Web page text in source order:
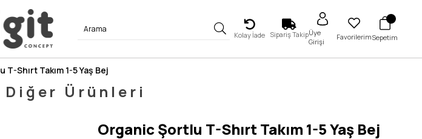
Kolay İade Sipariş TakipÜye
Girişi
FavorilerimSepetim
Shırt Takım 1-5 Yaş Bej
Ürünleri
Organic Şortlu T-Shırt Takım 1-5 Yaş Bej